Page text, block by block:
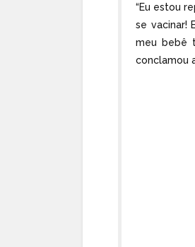
“Eu estou
se vacinar!
meu bebê
conclamou